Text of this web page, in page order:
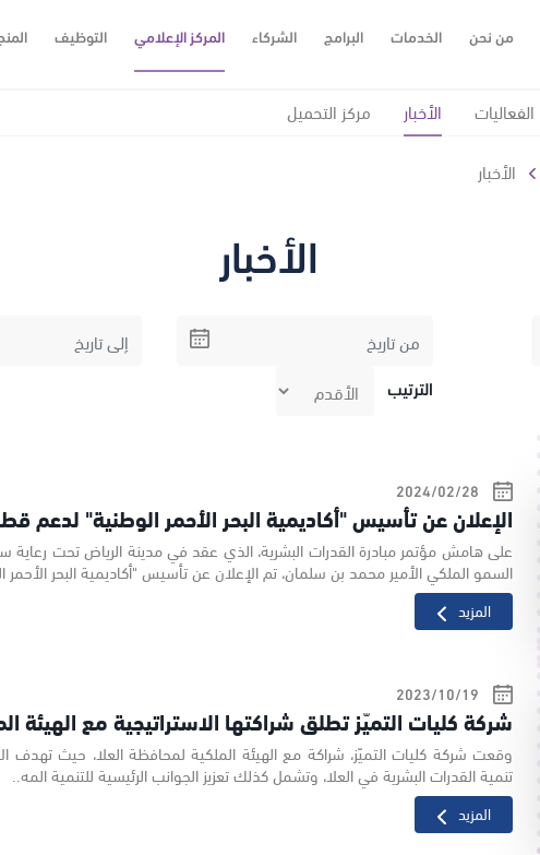
من نحن الخدمات البرامج الشركاء المركز الإعلامي التوظيف
الفعاليات الأخبار مركز التحميل
الأخبار
الأخبار
الترتيب
28‏/02‏/2024
الإعلان عن تأسيس "أكاديمية البحر الأحمر الوطنية" لدعم
على هامش مؤتمر مبادرة القدرات البشرية، الذي عقد في مدينة الرياض تحت
السمو الملكي الأمير محمد بن سلمان، تم الإعلان عن تأسيس "أكاديمية البحر الأحمر
المزيد
19‏/10‏/2023
شركة كليات التميّز تطلق شراكتها الاستراتيجية مع الهيئة
وقعت شركة كليات التميّز، شراكة مع الهيئة الملكية لمحافظة العلا، حيث تهدف
تنمية القدرات البشرية في العلا، وتشمل كذلك تعزيز الجوانب الرئيسية للتنمية المه..
المزيد